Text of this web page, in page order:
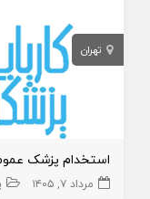
تهران
استخدام پزشک
مرداد ۷, ۱۴۰۵